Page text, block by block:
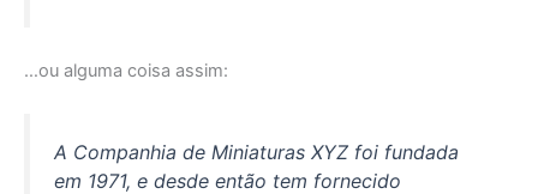
…ou alguma coisa assim:
A Companhia de Miniaturas XYZ foi fundada
em 1971, e desde então tem fornecido